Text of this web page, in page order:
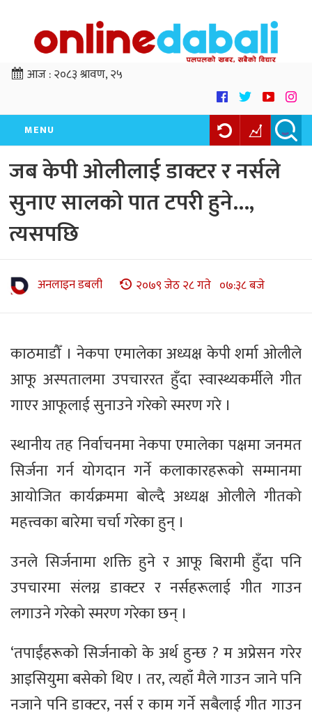
आज :२०८३ श्रावण, २५
MENU
जब केपी ओलीलाई डाक्टर र नर्सले
सुनाए सालको पात टपरी हुने…,
त्यसपछि
अनलाइन डबली २०७९ जेठ २८ गते ०७:३८ बजे
काठमाडौँ । नेकपा एमालेका अध्यक्ष केपी शर्मा ओलीले
आफू अस्पतालमा उपचाररत हुँदा स्वास्थ्यकर्मीले गीत
गाएर आफूलाई सुनाउने गरेको स्मरण गरे ।
स्थानीय तह निर्वाचनमा नेकपा एमालेका पक्षमा जनमत
सिर्जना गर्न योगदान गर्ने कलाकारहरूको सम्मानमा
आयोजित कार्यक्रममा बोल्दै अध्यक्ष ओलीले गीतको
महत्त्वका बारेमा चर्चा गरेका हुन् ।
उनले सिर्जनामा शक्ति हुने र आफू बिरामी हुँदा पनि
उपचारमा संलग्न डाक्टर र नर्सहरूलाई गीत गाउन
लगाउने गरेको स्मरण गरेका छन् ।
‘तपाईंहरूको सिर्जनाको के अर्थ हुन्छ ? म अप्रेसन गरेर
आइसियुमा बसेको थिए । तर, त्यहाँ मैले गाउन जाने पनि
नजाने पनि डाक्टर, नर्स र काम गर्ने सबैलाई गीत गाउन